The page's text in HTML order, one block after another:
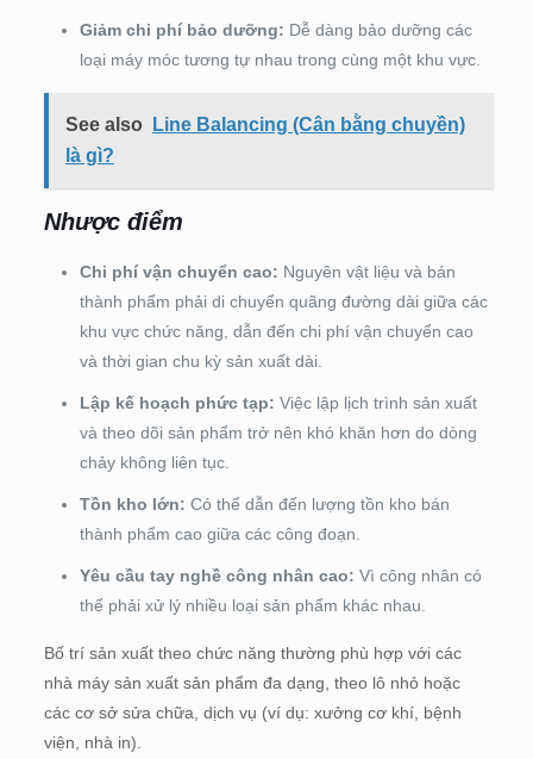
Giảm chi phí bảo dưỡng: Dễ dàng bảo dưỡng các
loại máy móc tương tự nhau trong cùng một khu vực.
See also
Line Balancing (Cân bằng chuyền)
là gì?
Nhược điểm
Chi phí vận chuyển cao: Nguyên vật liệu và bán
thành phẩm phải di chuyển quãng đường dài giữa các
khu vực chức năng, dẫn đến chi phí vận chuyển cao
và thời gian chu kỳ sản xuất dài.
Lập kế hoạch phức tạp: Việc lập lịch trình sản xuất
và theo dõi sản phẩm trở nên khó khăn hơn do dòng
chảy không liên tục.
Tồn kho lớn: Có thể dẫn đến lượng tồn kho bán
thành phẩm cao giữa các công đoạn.
Yêu cầu tay nghề công nhân cao: Vì công nhân có
thể phải xử lý nhiều loại sản phẩm khác nhau.
Bố trí sản xuất theo chức năng thường phù hợp với các
nhà máy sản xuất sản phẩm đa dạng, theo lô nhỏ hoặc
các cơ sở sửa chữa, dịch vụ (ví dụ: xưởng cơ khí, bệnh
viện, nhà in).